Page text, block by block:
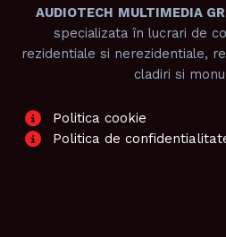
AUDIOTECH MULTIMEDIA
specializata în lucrari de
rezidentiale si nerezidentiale,
cladiri si
Politica cookie
Politica de